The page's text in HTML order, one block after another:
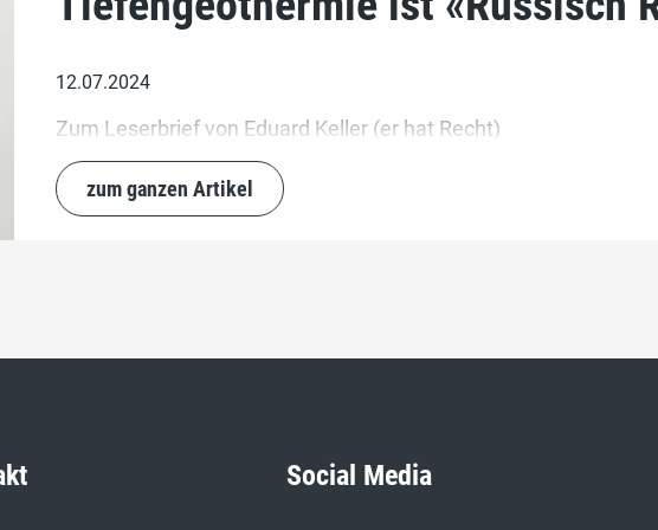
12.07.2024
Zum Leserbrief von Eduard Keller (er hat Recht)
zum ganzen Artikel
Social Media